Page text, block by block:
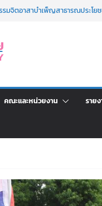
มจิตอาสาบำเพ็ญสาธารณประโย
ด้วยเงินนอกงบประมาณ ประเภทเงิ
วิชาการ เปิดบ้าน LRU ครั้งที่ 4 เปิ
าในฝัน สู่อนาคตที่ใช่
ประชุมชี้แจงกับคณะอนุกรรมาธิกา
อราคา จ้างทำปกปริญญาบัตร จำ
คณะและหน่วยงาน ราย